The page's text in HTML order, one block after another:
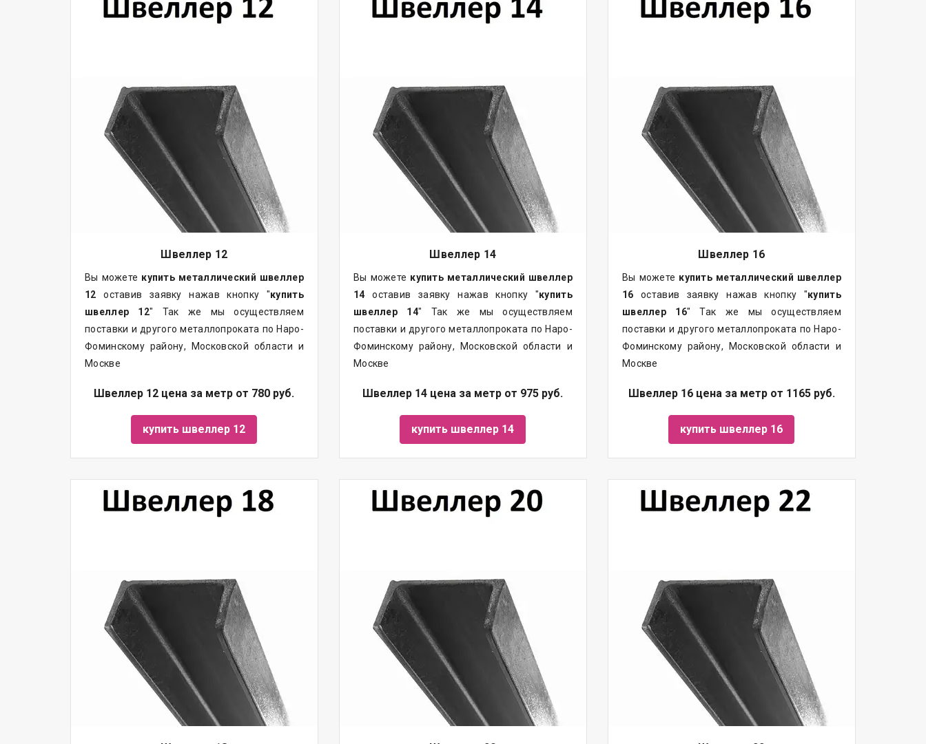
Швеллер 12
Вы можете купить металлический швеллер
12 оставив заявку нажав кнопку "купить
швеллер 12" Так же мы осуществляем
поставки и другого металлопроката по Наро-
Фоминскому району, Московской области и
Москве
Швеллер 12 цена за метр от 780 руб.
купить швеллер 12
Швеллер 14
Вы можете купить металлический швеллер
14 оставив заявку нажав кнопку "купить
швеллер 14" Так же мы осуществляем
поставки и другого металлопроката по Наро-
Фоминскому району, Московской области и
Москве
Швеллер 14 цена за метр от 975 руб.
купить швеллер 14
Швеллер 16
Вы можете купить металлический швеллер
16 оставив заявку нажав кнопку "купить
швеллер 16" Так же мы осуществляем
поставки и другого металлопроката по Наро-
Фоминскому району, Московской области и
Москве
Швеллер 16 цена за метр от 1165 руб.
купить швеллер 16